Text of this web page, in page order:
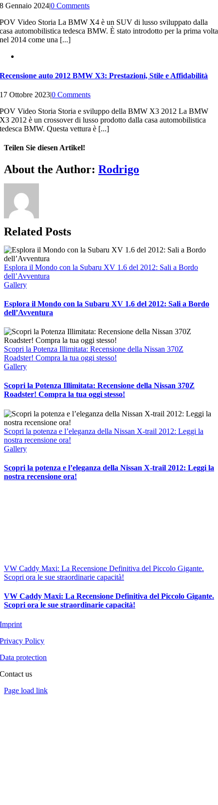
8 Gennaio 2024|0 Comments
POV Video Storia La BMW X4 è un SUV di lusso sviluppato dalla
casa automobilistica tedesca BMW. È stato introdotto per la prima volta
nel 2014 come una [...]
Recensione auto 2012 BMW X3: Prestazioni, Stile e Affidabilità
17 Ottobre 2023|0 Comments
POV Video Storia Storia e sviluppo della BMW X3 2012 La BMW
X3 2012 è un crossover di lusso prodotto dalla casa automobilistica
tedesca BMW. Questa vettura è [...]
Teilen Sie diesen Artikel!
Facebook
Twitter
Reddit
LinkedIn
WhatsApp
Telegram
Tumblr
Pinterest
Vk
Xing
Email
About the Author: Rodrigo
Related Posts
Esplora il Mondo con la Subaru XV 1.6 del 2012: Sali a Bordo
dell’Avventura
Gallery
Esplora il Mondo con la Subaru XV 1.6 del 2012: Sali a Bordo
dell’Avventura
Scopri la Potenza Illimitata: Recensione della Nissan 370Z
Roadster! Compra la tua oggi stesso!
Gallery
Scopri la Potenza Illimitata: Recensione della Nissan 370Z
Roadster! Compra la tua oggi stesso!
Scopri la potenza e l’eleganza della Nissan X-trail 2012: Leggi la
nostra recensione ora!
Gallery
Scopri la potenza e l’eleganza della Nissan X-trail 2012: Leggi la
nostra recensione ora!
VW Caddy Maxi: La Recensione Definitiva del Piccolo Gigante.
Scopri ora le sue straordinarie capacità!
VW Caddy Maxi: La Recensione Definitiva del Piccolo Gigante.
Scopri ora le sue straordinarie capacità!
Imprint
Privacy Policy
Data protection
Contact us
Toggle
Page load link